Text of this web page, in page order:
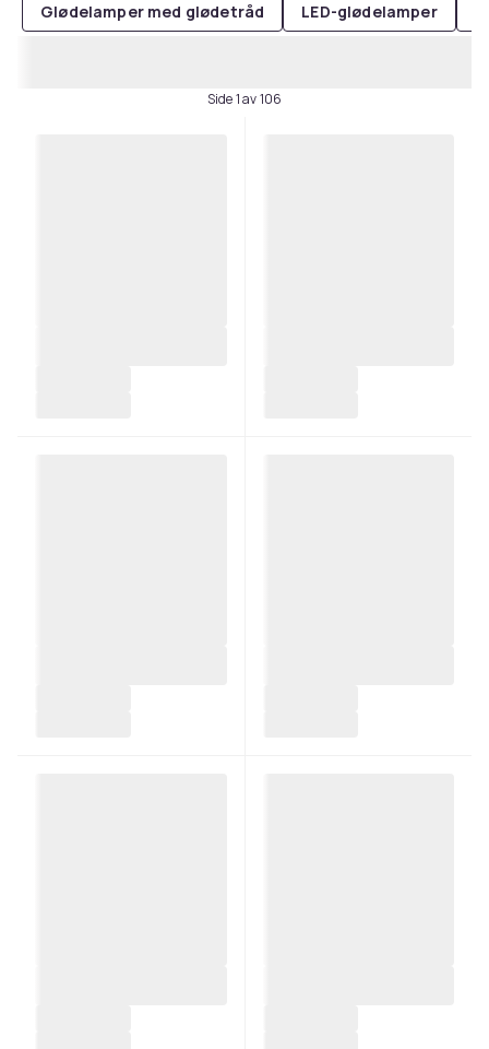
Glødelamper med glødetråd LED-glødelamper
Side 1 av 106